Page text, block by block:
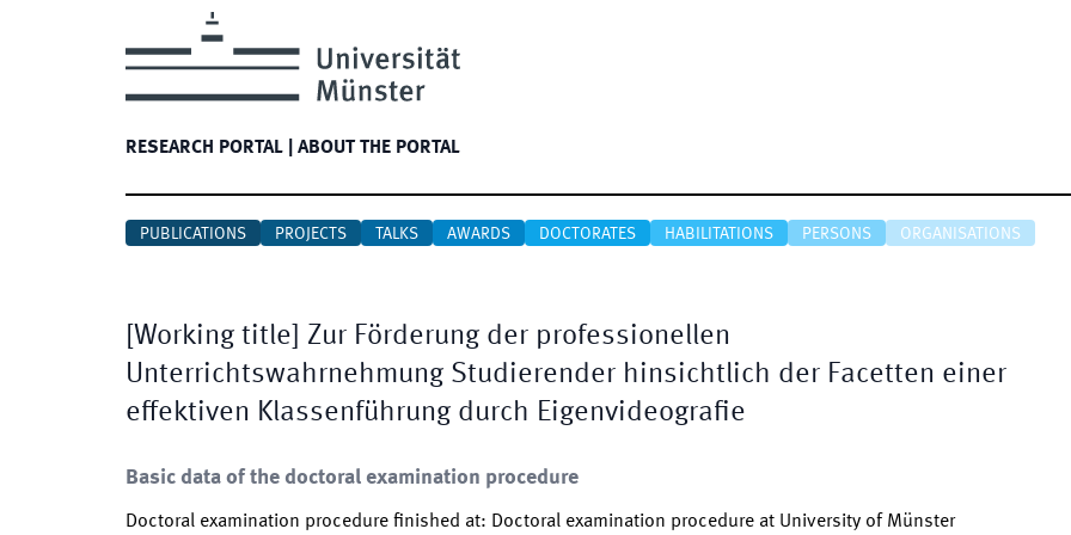
RESEARCH PORTAL ABOUT THE PORTAL
PUBLICATIONS PROJECTS TALKS AWARDS DOCTORATES HABILITATIONS PERSONS ORGANISATIONS
Working title
Zur Förderung der professionellen
Unterrichtswahrnehmung Studierender hinsichtlich der Facetten einer
effektiven Klassenführung durch Eigenvideografie
Basic data of the doctoral examination procedure
Doctoral examination procedure finished at: Doctoral examination procedure at University of Münster